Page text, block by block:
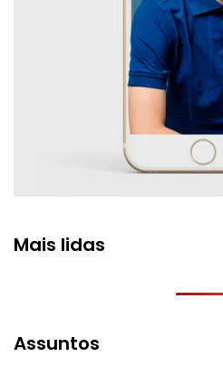
Mais lidas
Assuntos